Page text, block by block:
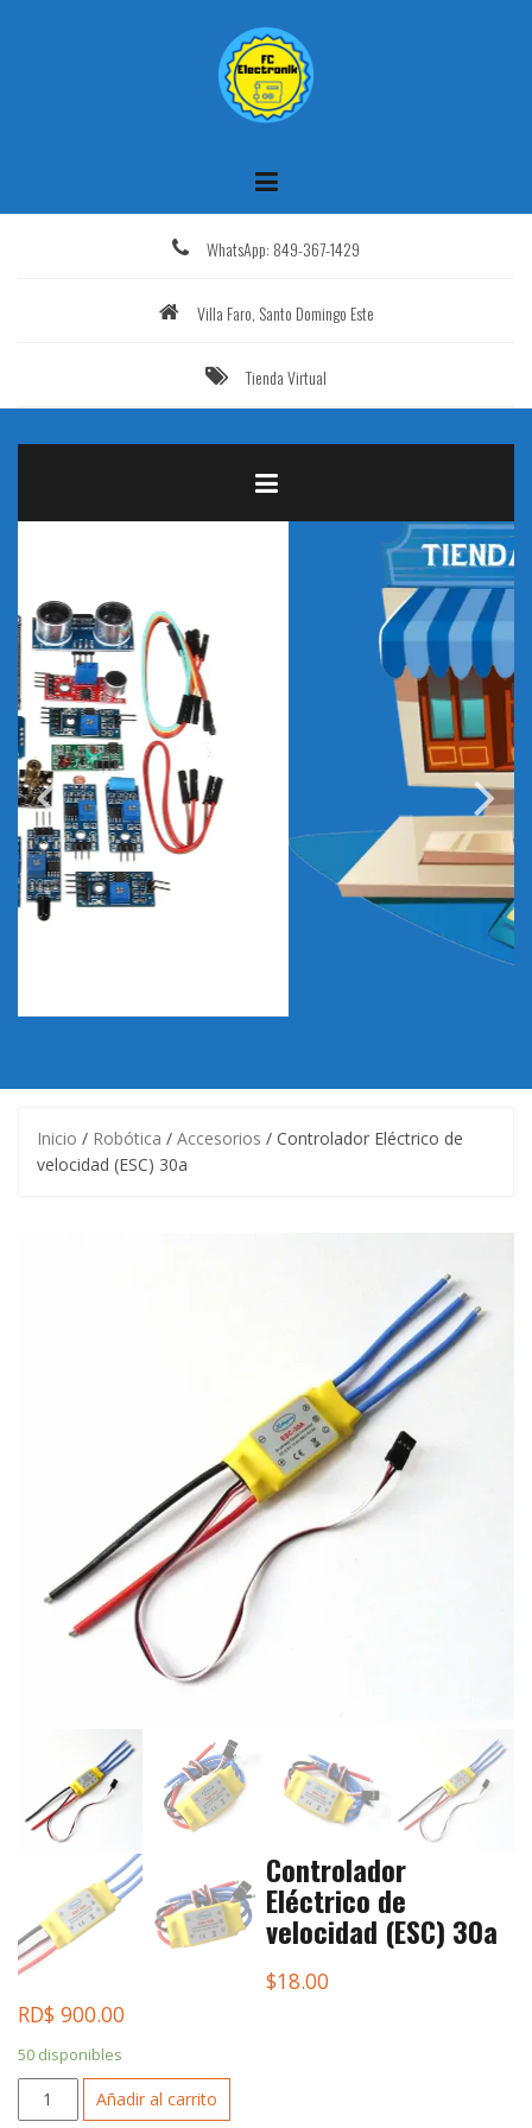
WhatsApp: 849-367-1429
Villa Faro, Santo Domingo Este
Tienda Virtual
Inicio / Robótica / Accesorios / Controlador Eléctrico de
velocidad (ESC) 30a
Controlador
Eléctrico de
velocidad (ESC) 30a
$18.00
RD$ 900.00
50 disponibles
Controlador
Eléctrico
Añadir al carrito